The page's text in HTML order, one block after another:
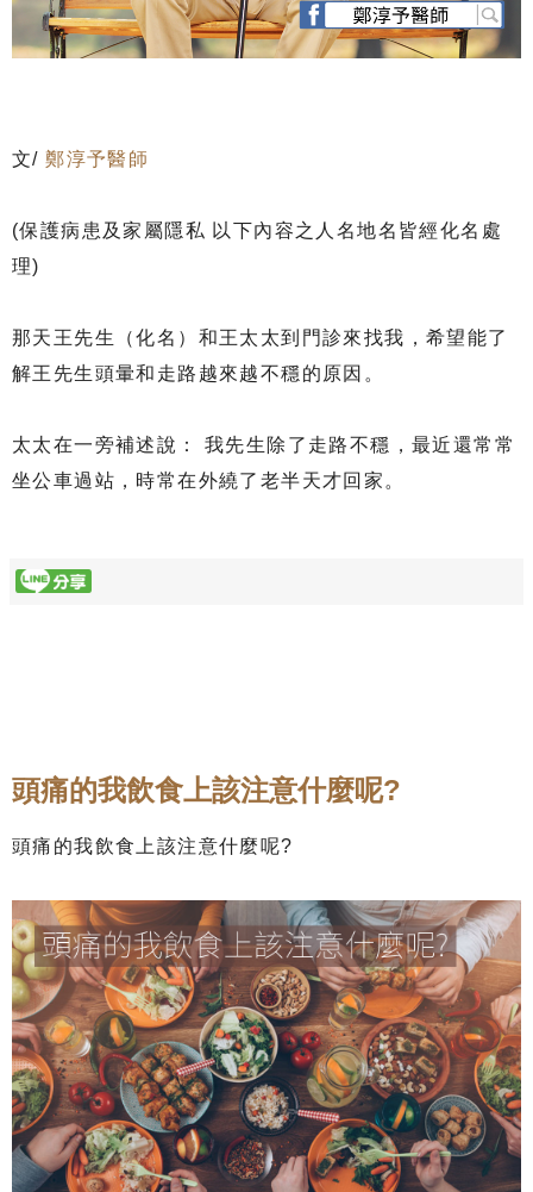
文/鄭淳予醫師
(保護病患及家屬隱私 以下內容之人名地名皆經化名處
理)
那天王先生（化名）和王太太到門診來找我，希望能了
解王先生頭暈和走路越來越不穩的原因。
太太在一旁補述說： 我先生除了走路不穩，最近還常常
坐公車過站，時常在外繞了老半天才回家。
頭痛的我飲食上該注意什麼呢?
頭痛的我飲食上該注意什麼呢?